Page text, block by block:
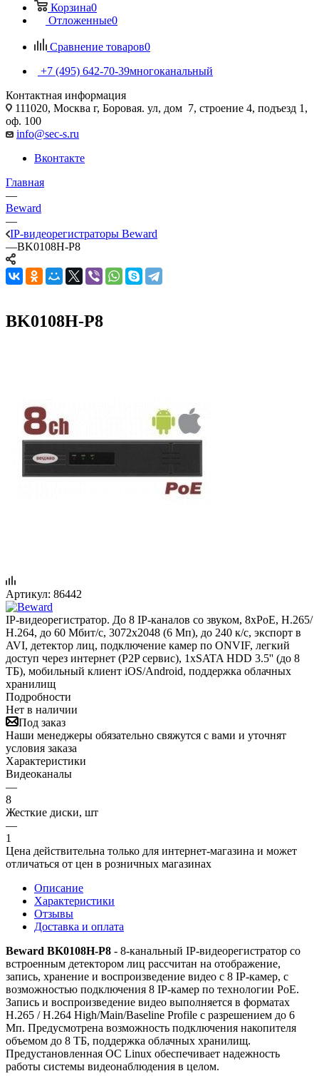
Корзина0
Отложенные0
Сравнение товаров0
+7 (495) 642-70-39многоканальный
Контактная информация
111020, Москва г, Боровая. ул, дом 7, строение 4, подъезд 1,
оф. 100
info@sec-s.ru
Вконтакте
Главная
—
Beward
—
IP-видеорегистраторы Beward
—BK0108H-P8
BK0108H-P8
Артикул: 86442
IP-видеорегистратор. До 8 IP-каналов со звуком, 8xPoE, H.265/
Н.264, до 60 Мбит/с, 3072x2048 (6 Мп), до 240 к/с, экспорт в
AVI, детектор лиц, подключение камер по ONVIF, легкий
доступ через интернет (P2P сервис), 1хSATA HDD 3.5'' (до 8
ТБ), мобильный клиент iOS/Android, поддержка облачных
хранилищ
Подробности
Нет в наличии
Под заказ
Наши менеджеры обязательно свяжутся с вами и уточнят
условия заказа
Характеристики
Видеоканалы
—
8
Жесткие диски, шт
—
1
Цена действительна только для интернет-магазина и может
отличаться от цен в розничных магазинах
Описание
Характеристики
Отзывы
Доставка и оплата
Beward BK0108H-P8 - 8-канальный IP-видеорегистратор со
встроенным детектором лиц рассчитан на отображение,
запись, хранение и воспроизведение видео с 8 IP-камер, с
возможностью подключения 8 IP-камер по технологии PoE.
Запись и воспроизведение видео выполняется в форматах
H.265 / H.264 High/Main/Baseline Profile с разрешением до 6
Мп. Предусмотрена возможность подключения накопителя
объемом до 8 ТБ, поддержка облачных хранилищ.
Предустановленная ОС Linux обеспечивает надежность
работы системы видеонаблюдения в целом.